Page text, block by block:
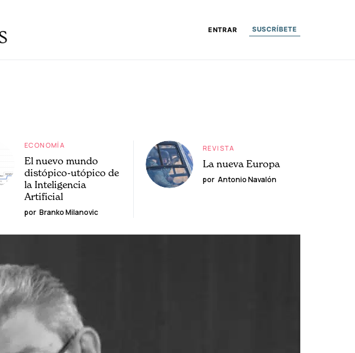
ENTRAR SUSCRÍBETE
ECONOMÍA
El nuevo mundo
distópico-utópico de
la Inteligencia
Artificial
por Branko Milanovic
REVISTA
La nueva Europa
por Antonio Navalón